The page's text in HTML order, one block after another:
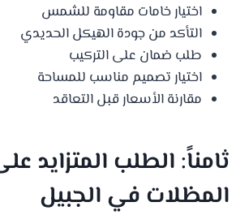
اختيار خامات مقاومة للشمس
التأكد من جودة الهيكل الحديدي
طلب ضمان على التركيب
اختيار تصميم مناسب للمساحة
مقارنة الأسعار قبل التعاقد
ثامناً: الطلب المتزايد
المظلات في الجبيل